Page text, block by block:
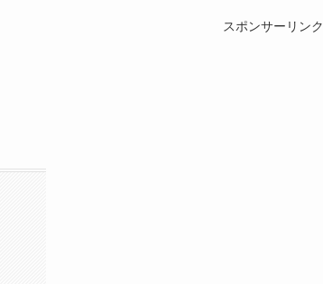
スポンサーリンク